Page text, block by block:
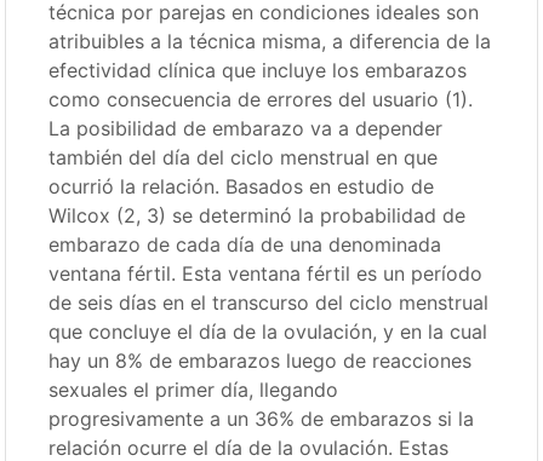
técnica por parejas en condiciones ideales son
atribuibles a la técnica misma, a diferencia de la
efectividad clínica que incluye los embarazos
como consecuencia de errores del usuario (1).
La posibilidad de embarazo va a depender
también del día del ciclo menstrual en que
ocurrió la relación. Basados en estudio de
Wilcox (2, 3) se determinó la probabilidad de
embarazo de cada día de una denominada
ventana fértil. Esta ventana fértil es un período
de seis días en el transcurso del ciclo menstrual
que concluye el día de la ovulación, y en la cual
hay un 8% de embarazos luego de reacciones
sexuales el primer día, llegando
progresivamente a un 36% de embarazos si la
relación ocurre el día de la ovulación. Estas